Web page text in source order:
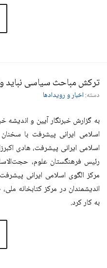
ترکش مباحث سیاسی نباید
دسته:اخبار و رویدادها
به گزارش خبرنگار آیین و اندیشه
اسلامی ایرانی پیشرفت با
اسلامی ایرانی پیشرفت، هادی
رئیس فرهنگستان علوم،
مرکز الگوی اسلامی ایرانی
اندیشمندان در مرکز کتابخانه
به کار کرد.